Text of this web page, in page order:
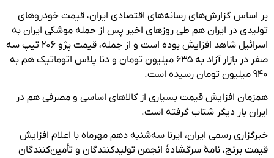
بر اساس گزارش‌های رسانه‌های اقتصادی ایران، قیمت خودروهای
تولیدی در ایران هم طی روزهای اخیر پس از حمله موشکی ایران به
اسرائیل شاهد افزایش بوده‌ است و از جمله، قیمت پژو ۲۰۶ تیپ سه
صفر در بازار آزاد به ۶۳۵ میلیون تومان و دنا پلاس اتوماتیک هم به
۹۴۰ میلیون تومان رسیده است.
همزمان افزایش قیمت بسیاری از کالاهای اساسی و مصرفی هم در
ایران بار دیگر شتاب گرفته است.
خبرگزاری رسمی ایران، ایرنا سه‌شنبه دهم مهرماه با اعلام افزایش
قیمت برنج، نامهٔ سرگشادهٔ انجمن تولیدکنندگان و تأمین‌کنندگان